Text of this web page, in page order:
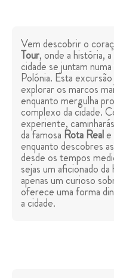
Vem descobrir o
Tour, onde a história,
cidade se juntam
Polónia. Esta
explorar os marcos
enquanto mergulha
complexo da cidade.
experiente,
da famosa Rota Real
enquanto descobres
desde os tempos
sejas um aficionado
apenas um curioso
oferece uma forma
a cidade.